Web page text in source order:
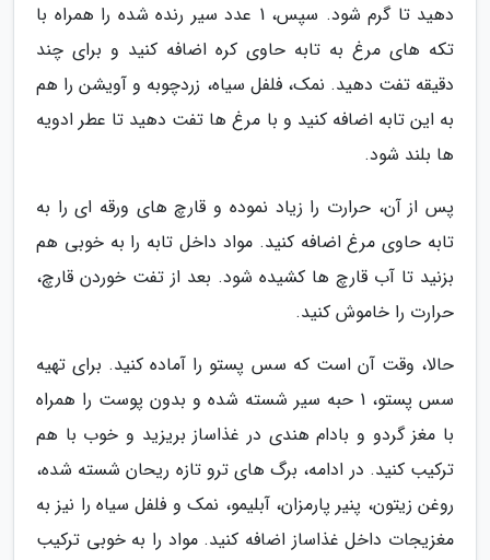
دهید تا گرم شود. سپس، 1 عدد سیر رنده شده را همراه با
تکه های مرغ به تابه حاوی کره اضافه کنید و برای چند
دقیقه تفت دهید. نمک، فلفل سیاه، زردچوبه و آویشن را هم
به این تابه اضافه کنید و با مرغ ها تفت دهید تا عطر ادویه
ها بلند شود.
پس از آن، حرارت را زیاد نموده و قارچ های ورقه ای را به
تابه حاوی مرغ اضافه کنید. مواد داخل تابه را به خوبی هم
بزنید تا آب قارچ ها کشیده شود. بعد از تفت خوردن قارچ،
حرارت را خاموش کنید.
حالا، وقت آن است که سس پستو را آماده کنید. برای تهیه
سس پستو، 1 حبه سیر شسته شده و بدون پوست را همراه
با مغز گردو و بادام هندی در غذاساز بریزید و خوب با هم
ترکیب کنید. در ادامه، برگ های ترو تازه ریحان شسته شده،
روغن زیتون، پنیر پارمزان، آبلیمو، نمک و فلفل سیاه را نیز به
مغزیجات داخل غذاساز اضافه کنید. مواد را به خوبی ترکیب